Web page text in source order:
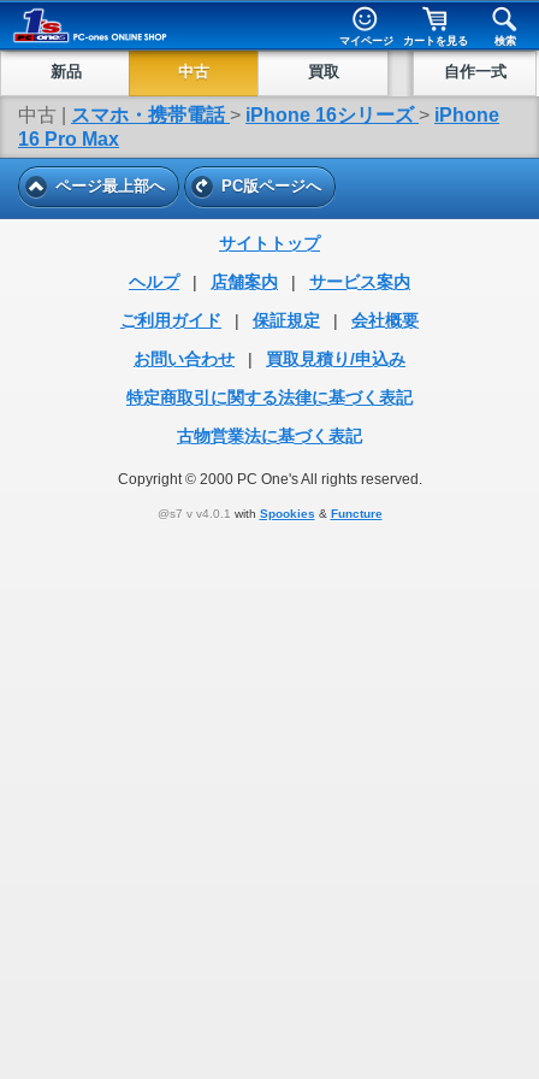
マイページ カートを見る 検索
新品 中古 買取 自作一式
中古 | スマホ・携帯電話 > iPhone 16シリーズ > iPhone
16 Pro Max
ページ最上部へ PC版ページへ
サイトトップ
ヘルプ
| 店舗案内 |
サービス案内
ご利用ガイド
| 保証規定 |
会社概要
お問い合わせ
|
買取見積り/申込み
特定商取引に関する法律に基づく表記
古物営業法に基づく表記
Copyright © 2000 PC One's All rights reserved.
@s7 v v4.0.1 with Spookies & Functure